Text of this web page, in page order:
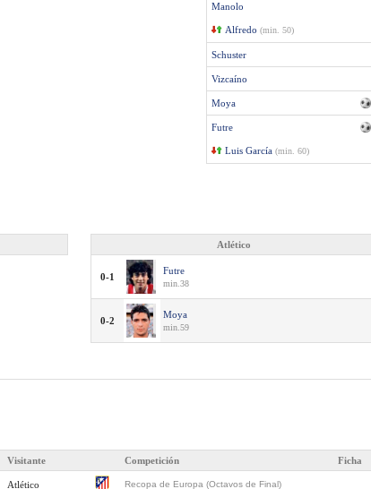
Manolo
Alfredo (min. 50)
Schuster
Vizcaíno
Moya
Futre
Luis García (min. 60)
Atlético
0-1
Futre
min.38
0-2
Moya
min.59
Visitante Competición Ficha
Atlético Recopa de Europa (Octavos de Final)